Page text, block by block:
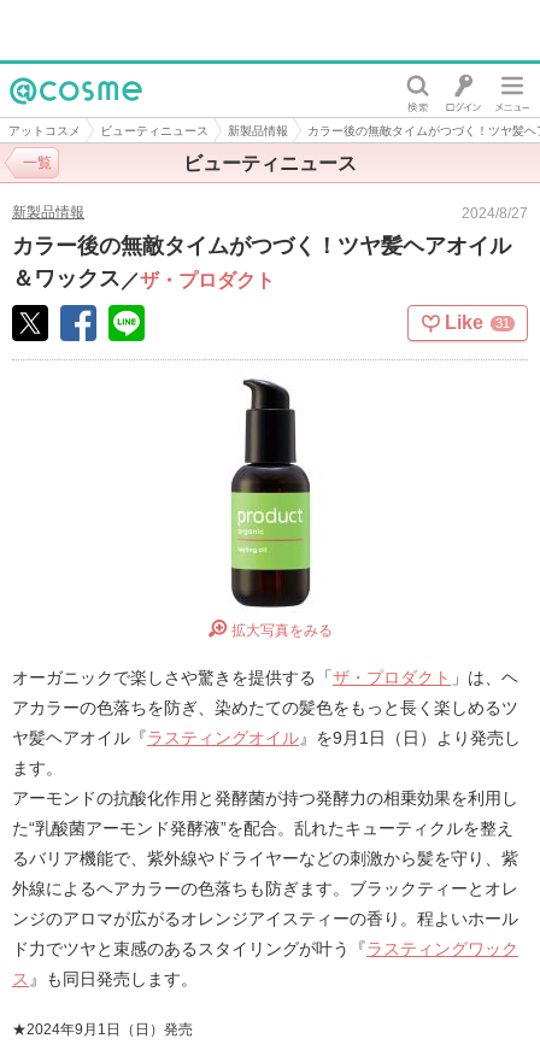
@cosme
アットコスメ ビューティニュース 新製品情報 カラー後の無敵タイムがつづく！ツヤ髪
ビューティニュース
一覧
新製品情報 2024/8/27
カラー後の無敵タイムがつづく！ツヤ髪ヘアオイル
＆ワックス ／ザ・プロダクト
Like 31
拡大写真をみる
オーガニックで楽しさや驚きを提供する「ザ・プロダクト 」は、ヘ
アカラーの色落ちを防ぎ、染めたての髪色をもっと長く楽しめるツ
ヤ髪ヘアオイル『ラスティングオイル』を9月1日（日）より発売し
ます。
アーモンドの抗酸化作用と発酵菌が持つ発酵力の相乗効果を利用し
た“乳酸菌アーモンド発酵液”を配合。乱れたキューティクルを整え
るバリア機能で、紫外線やドライヤーなどの刺激から髪を守り、紫
外線によるヘアカラーの色落ちも防ぎます。ブラックティーとオレ
ンジのアロマが広がるオレンジアイスティーの香り。程よいホール
ド力でツヤと束感のあるスタイリングが叶う『ラスティングワック
ス 』も同日発売します。
★2024年9月1日（日）発売